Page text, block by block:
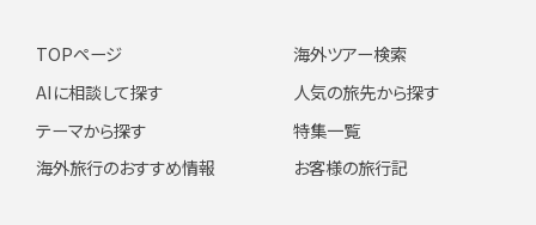
TOPページ
海外ツアー検索
AIに相談して探す
人気の旅先から探す
テーマから探す
特集一覧
海外旅行のおすすめ情報
お客様の旅行記